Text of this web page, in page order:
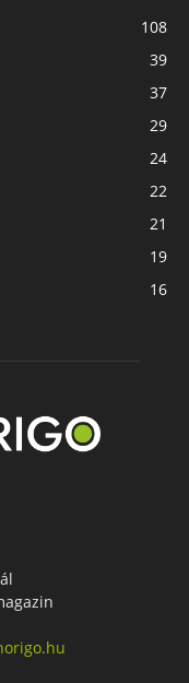
108
39
37
29
24
22
21
19
16